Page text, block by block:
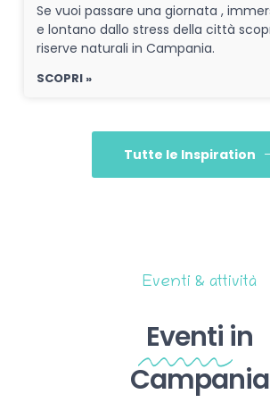
Se vuoi passare una giornata ,
e lontano dallo stress della città
riserve naturali in Campania.
SCOPRI »
Tutte le Inspiration
Eventi & attività
Eventi in
Campania